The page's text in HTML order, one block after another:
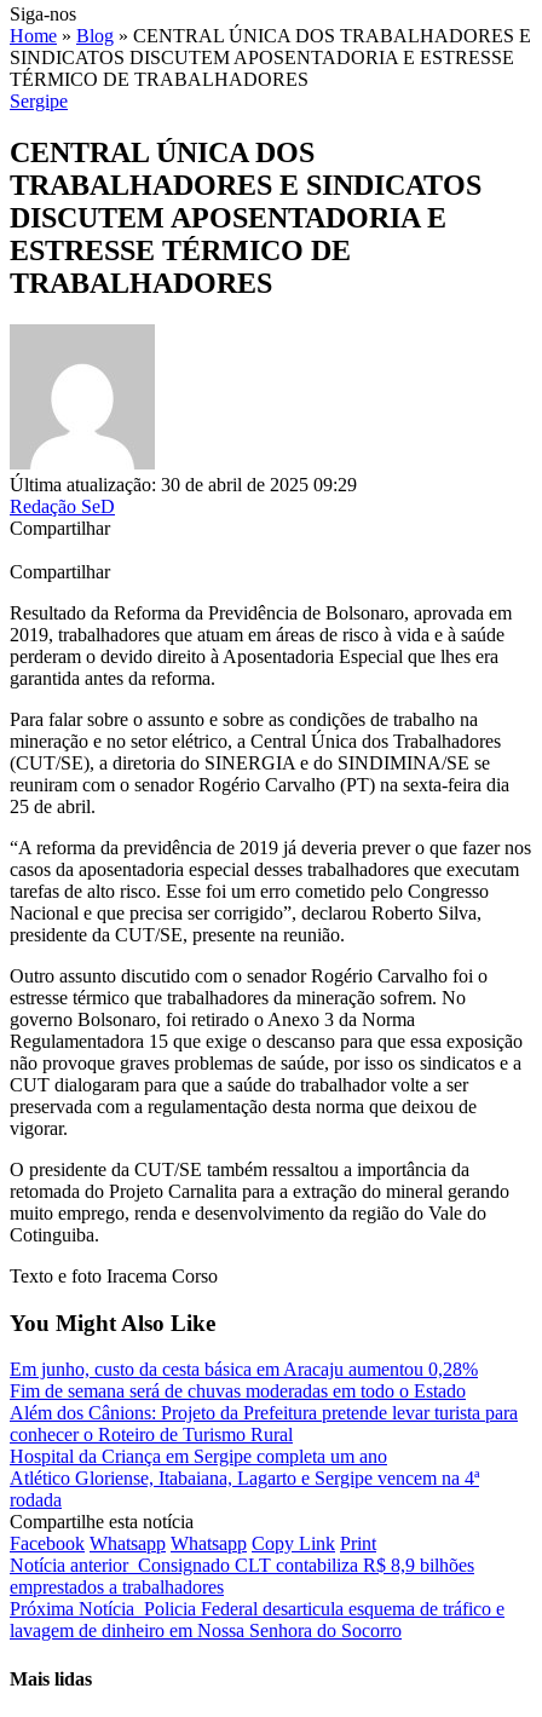
Siga-nos
Home » Blog » CENTRAL ÚNICA DOS TRABALHADORES E
SINDICATOS DISCUTEM APOSENTADORIA E ESTRESSE
TÉRMICO DE TRABALHADORES
Sergipe
CENTRAL ÚNICA DOS
TRABALHADORES E SINDICATOS
DISCUTEM APOSENTADORIA E
ESTRESSE TÉRMICO DE
TRABALHADORES
Última atualização: 30 de abril de 2025 09:29
Redação SeD
Compartilhar
Compartilhar
Resultado da Reforma da Previdência de Bolsonaro, aprovada em
2019, trabalhadores que atuam em áreas de risco à vida e à saúde
perderam o devido direito à Aposentadoria Especial que lhes era
garantida antes da reforma.
Para falar sobre o assunto e sobre as condições de trabalho na
mineração e no setor elétrico, a Central Única dos Trabalhadores
(CUT/SE), a diretoria do SINERGIA e do SINDIMINA/SE se
reuniram com o senador Rogério Carvalho (PT) na sexta-feira dia
25 de abril.
“A reforma da previdência de 2019 já deveria prever o que fazer nos
casos da aposentadoria especial desses trabalhadores que executam
tarefas de alto risco. Esse foi um erro cometido pelo Congresso
Nacional e que precisa ser corrigido”, declarou Roberto Silva,
presidente da CUT/SE, presente na reunião.
Outro assunto discutido com o senador Rogério Carvalho foi o
estresse térmico que trabalhadores da mineração sofrem. No
governo Bolsonaro, foi retirado o Anexo 3 da Norma
Regulamentadora 15 que exige o descanso para que essa exposição
não provoque graves problemas de saúde, por isso os sindicatos e a
CUT dialogaram para que a saúde do trabalhador volte a ser
preservada com a regulamentação desta norma que deixou de
vigorar.
O presidente da CUT/SE também ressaltou a importância da
retomada do Projeto Carnalita para a extração do mineral gerando
muito emprego, renda e desenvolvimento da região do Vale do
Cotinguiba.
Texto e foto Iracema Corso
You Might Also Like
Em junho, custo da cesta básica em Aracaju aumentou 0,28%
Fim de semana será de chuvas moderadas em todo o Estado
Além dos Cânions: Projeto da Prefeitura pretende levar turista para
conhecer o Roteiro de Turismo Rural
Hospital da Criança em Sergipe completa um ano
Atlético Gloriense, Itabaiana, Lagarto e Sergipe vencem na 4ª
rodada
Compartilhe esta notícia
Facebook Whatsapp Whatsapp Copy Link Print
Notícia anterior Consignado CLT contabiliza R$ 8,9 bilhões
emprestados a trabalhadores
Próxima Notícia Policia Federal desarticula esquema de tráfico e
lavagem de dinheiro em Nossa Senhora do Socorro
Mais lidas